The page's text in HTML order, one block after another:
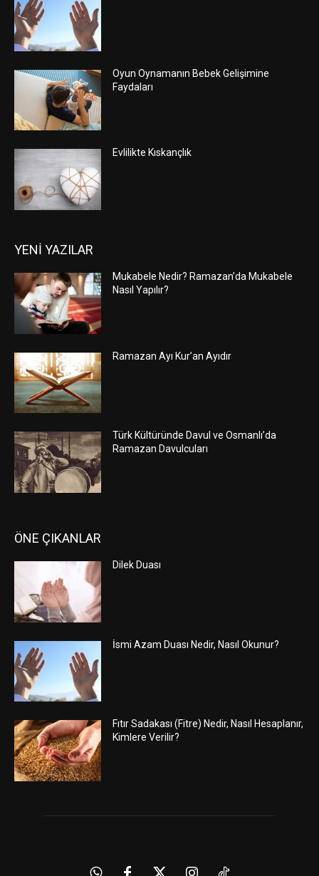
Oyun Oynamanın Bebek Gelişimine
Faydaları
Evlilikte Kıskançlık
YENİ YAZILAR
Mukabele Nedir? Ramazan’da Mukabele
Nasıl Yapılır?
Ramazan Ayı Kur’an Ayıdır
Türk Kültüründe Davul ve Osmanlı’da
Ramazan Davulcuları
ÖNE ÇIKANLAR
Dilek Duası
İsmi Azam Duası Nedir, Nasıl Okunur?
Fıtır Sadakası (Fitre) Nedir, Nasıl Hesaplanır,
Kimlere Verilir?